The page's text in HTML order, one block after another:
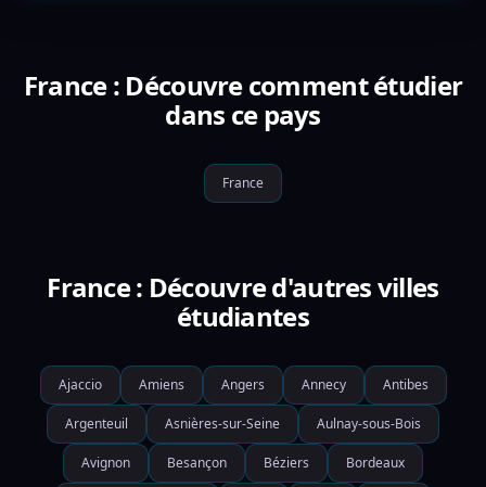
France : Découvre comment étudier
dans ce pays
France
France : Découvre d'autres villes
étudiantes
Ajaccio Amiens Angers Annecy Antibes
Argenteuil Asnières-sur-Seine Aulnay-sous-Bois
Avignon Besançon Béziers Bordeaux